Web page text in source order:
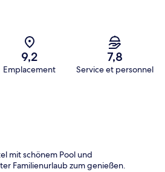
9,2
Emplacement
7,8
Service et personnel
mit schönem Pool und
Familienurlaub zum genießen.